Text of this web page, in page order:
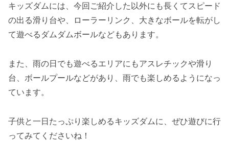
キッズダムには、今回ご紹介した以外にも長くてスピード
の出る滑り台や、ローラーリンク、大きなボールを転がし
て遊べるダムダムボールなどもあります。
また、雨の日でも遊べるエリアにもアスレチックや滑り
台、ボールプールなどがあり、雨でも楽しめるようになっ
ています。
子供と一日たっぷり楽しめるキッズダムに、ぜひ遊びに行
ってみてくださいね！